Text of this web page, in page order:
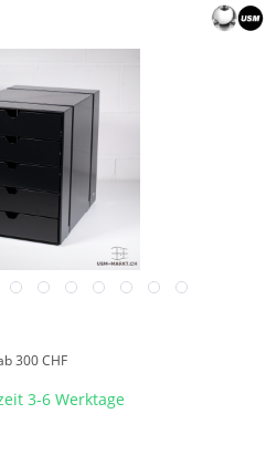
300 CHF
3-6 Werktage